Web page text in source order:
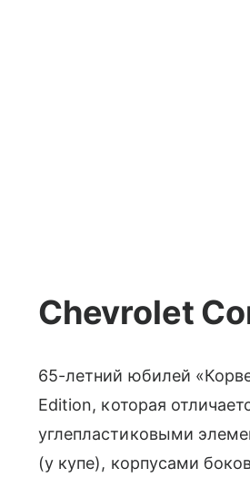
Chevrolet
65-летний юбилей
Edition, которая
углепластиковыми
(у купе), корпусами